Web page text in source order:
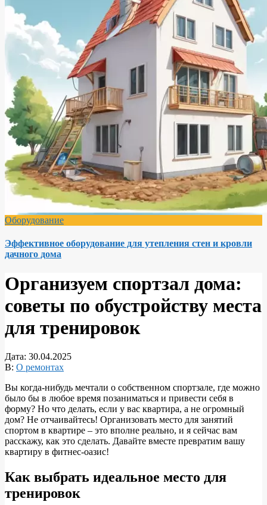
Оборудование
Эффективное оборудование для утепления стен и кровли
дачного дома
Организуем спортзал дома:
советы по обустройству места
для тренировок
Дата: 30.04.2025
В: О ремонтах
Вы когда-нибудь мечтали о собственном спортзале, где можно
было бы в любое время позаниматься и привести себя в
форму? Но что делать, если у вас квартира, а не огромный
дом? Не отчаивайтесь! Организовать место для занятий
спортом в квартире – это вполне реально, и я сейчас вам
расскажу, как это сделать. Давайте вместе превратим вашу
квартиру в фитнес-оазис!
Как выбрать идеальное место для
тренировок